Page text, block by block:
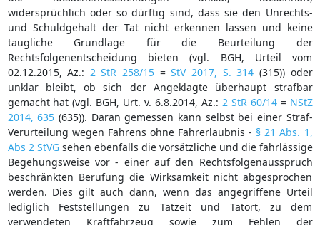
widersprüchlich oder so dürftig sind, dass sie den Unrechts-
und Schuldgehalt der Tat nicht erkennen lassen und keine
taugliche Grundlage für die Beurteilung der
Rechtsfolgenentscheidung bieten (vgl. BGH, Urteil vom
02.12.2015, Az.: 2 StR 258/15 =StV 2017, S. 314 (315)) oder
unklar bleibt, ob sich der Angeklagte überhaupt strafbar
gemacht hat (vgl. BGH, Urt. v. 6.8.2014, Az.: 2 StR 60/14= NStZ
2014, 635 (635)). Daran gemessen kann selbst bei einer Straf-
Verurteilung wegen Fahrens ohne Fahrerlaubnis - § 21 Abs. 1,
Abs 2 StVGsehen ebenfalls die vorsätzliche und die fahrlässige
Begehungsweise vor - einer auf den Rechtsfolgenausspruch
beschränkten Berufung die Wirksamkeit nicht abgesprochen
werden. Dies gilt auch dann, wenn das angegriffene Urteil
lediglich Feststellungen zu Tatzeit und Tatort, zu dem
verwendeten Kraftfahrzeug sowie zum Fehlen der